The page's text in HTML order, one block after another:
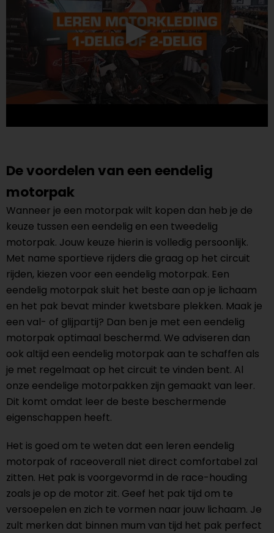
De voordelen van een eendelig
motorpak
Wanneer je een motorpak wilt kopen dan heb je de
keuze tussen een eendelig en een tweedelig
motorpak. Jouw keuze hierin is volledig persoonlijk.
Met name sportieve rijders die graag op het circuit
rijden, kiezen voor een eendelig motorpak. Een
eendelig motorpak sluit het beste aan op je lichaam
en het pak bevat minder kwetsbare plekken. Maak je
een val- of glijpartij? Dan ben je met een eendelig
motorpak optimaal beschermd. We adviseren dan
ook altijd een eendelig motorpak aan te schaffen als
je met regelmaat op het circuit te vinden bent. Al
onze eendelige motorpakken zijn gemaakt van leer.
Dit komt omdat leer de beste beschermende
eigenschappen heeft.
Het is goed om te weten dat een leren eendelig
motorpak of raceoverall niet direct comfortabel zal
zitten. Het pak is voorgevormd in de race-houding
zoals je op de motor zit. Geef het pak tijd om te
versoepelen en zich te vormen naar jouw lichaam. Je
zult merken dat binnen mum van tijd het pak perfect